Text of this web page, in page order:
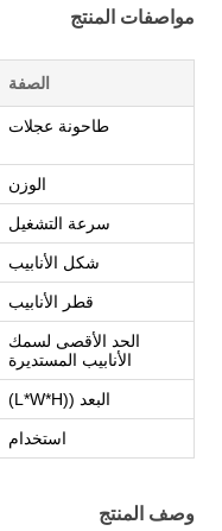
مواصفات المنتج
الصفة
طاحونة عجلات
الوزن
سرعة التشغيل
شكل الأنابيب
قطر الأنابيب
الحد الأقصى لسمك
الأنابيب المستديرة
البعد ((L*W*H)
استخدام
وصف المنتج